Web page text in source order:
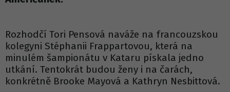
Rozhodčí Tori Pensová naváže na francouzskou
kolegyni Stéphanii Frappartovou, která na
minulém šampionátu v Kataru pískala jedno
utkání. Tentokrát budou ženy i na čarách,
konkrétně Brooke Mayová a Kathryn Nesbittová.